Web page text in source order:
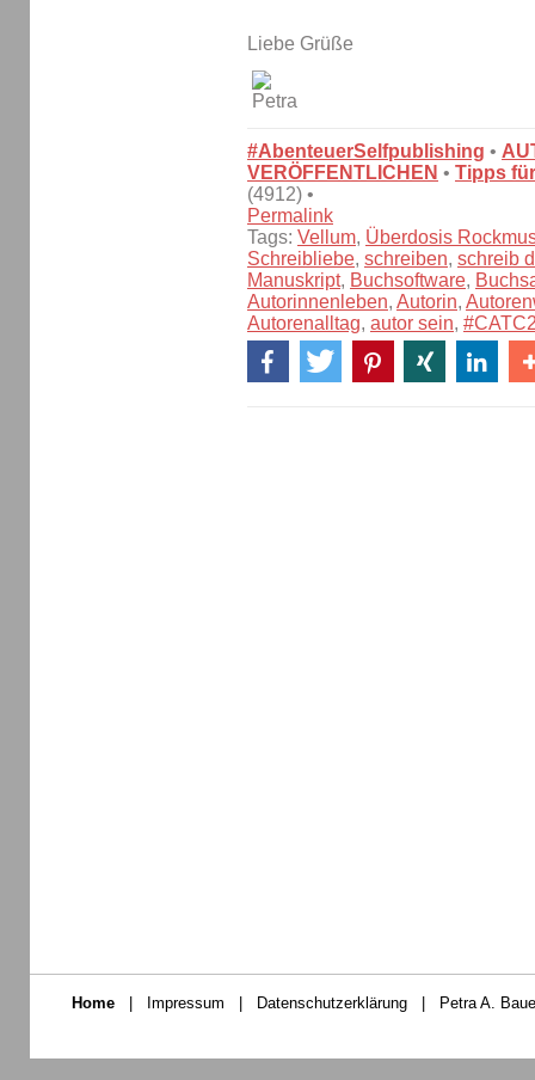
Liebe Grüße
#AbenteuerSelfpublishing •
VERÖFFENTLICHEN • Tipps
(4912) •
Permalink
Tags: Vellum, Überdosis
Schreibliebe, schreiben, schreib
Manuskript, Buchsoftware,
Autorinnenleben, Autorin,
Autorenalltag, autor sein,
Home Impressum Datenschutzerklärung Petra A.